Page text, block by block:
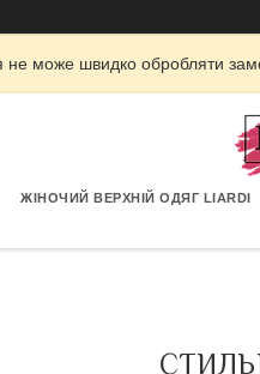
не може швидко обробляти
ЖІНОЧИЙ ВЕРХНІЙ ОДЯГ LIARDI